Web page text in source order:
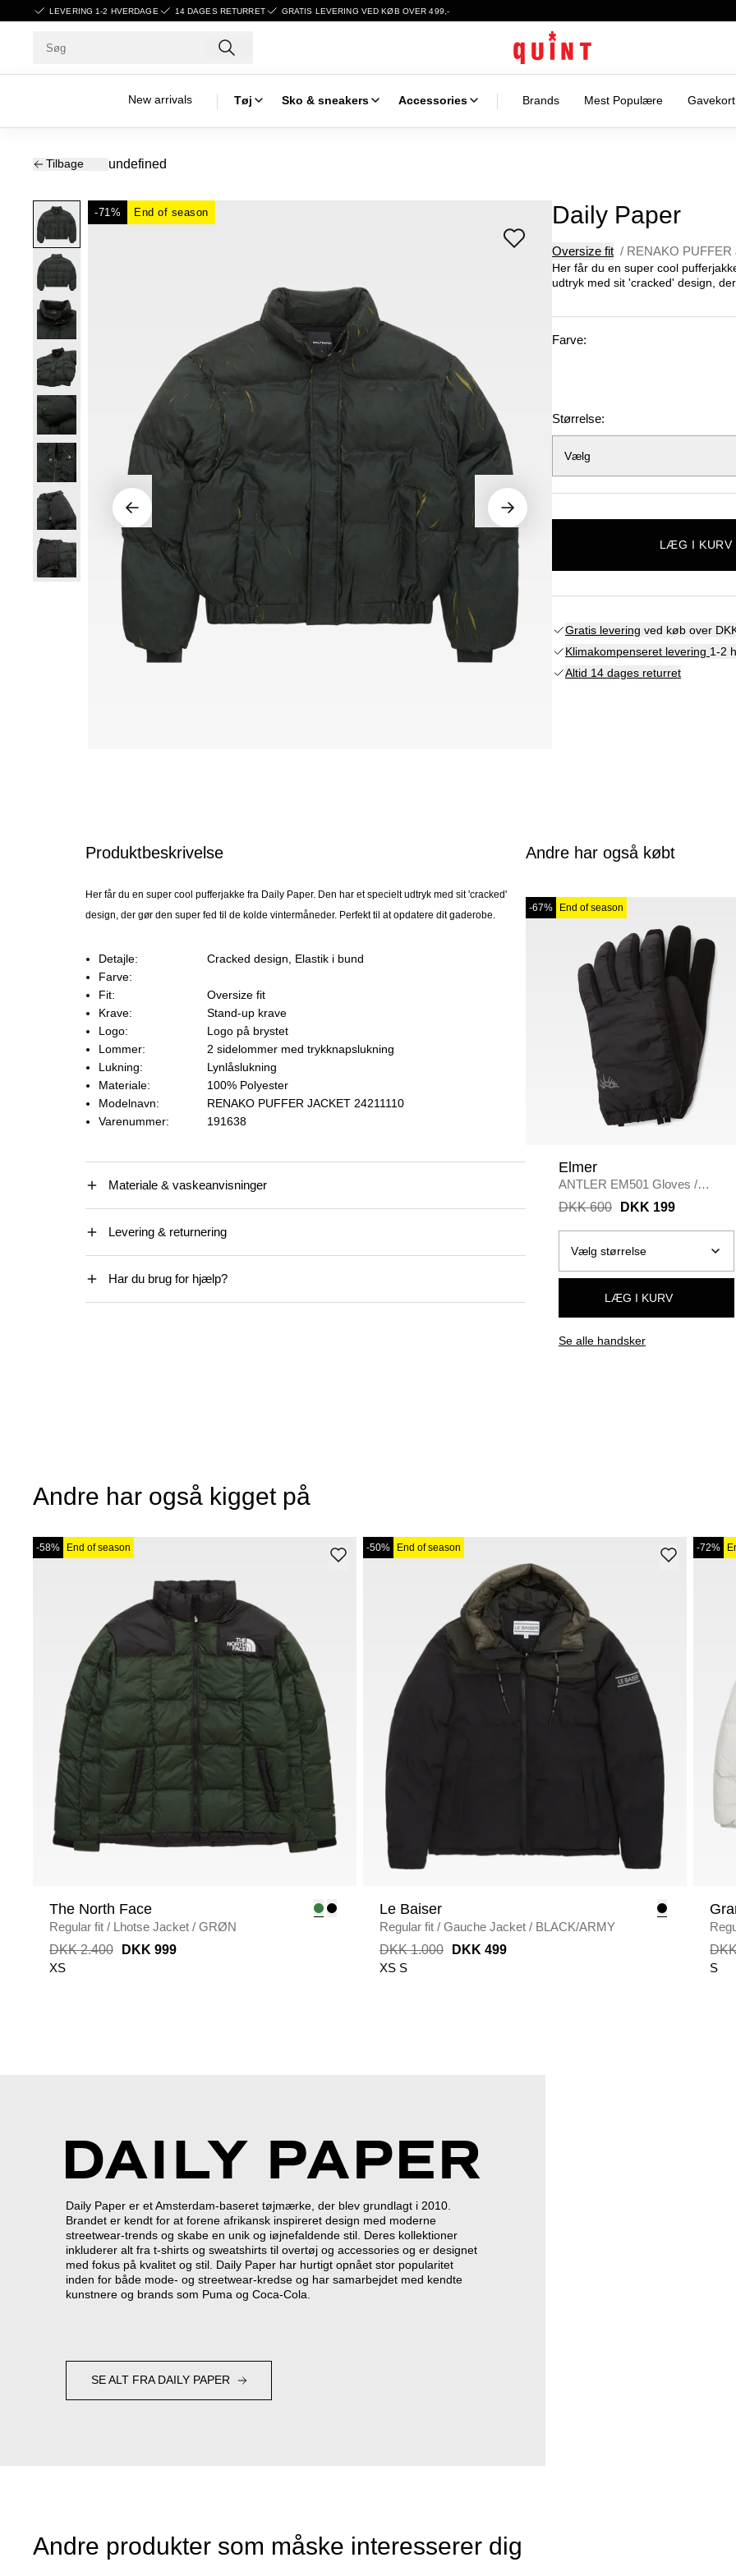
LEVERING 1-2 HVERDAGE 14 DAGES RETURRET GRATIS LEVERING VED KØB OVER 499,-
New arrivals Tøj Sko & sneakers Accessories Brands Mest Populære Gavekort
Tilbage undefined
-71% End of season Daily Paper
Oversize fit / RENAKO PUFFER
Her får du en super cool
udtryk med sit 'cracked' design,
Farve:
Størrelse:
Vælg
LÆG I KURV
Gratis levering ved køb over
Klimakompenseret levering 1-2
Altid 14 dages returret
Produktbeskrivelse
Her får du en super cool pufferjakke fra Daily Paper. Den har et specielt udtryk med sit 'cracked'
design, der gør den super fed til de kolde vintermåneder. Perfekt til at opdatere dit gaderobe.
Detajle:
Cracked design, Elastik i bund
Farve:
Fit:
Oversize fit
Krave:
Stand-up krave
Logo:
Logo på brystet
Lommer:
2 sidelommer med trykknapslukning
Lukning:
Lynlåslukning
Materiale:
100% Polyester
Modelnavn:
RENAKO PUFFER JACKET 24211110
Varenummer:
191638
Materiale & vaskeanvisninger
Levering & returnering
Har du brug for hjælp?
Andre har også købt
-67% End of season
Elmer
ANTLER EM501 Gloves /
SORT
DKK 600 DKK 199
LÆG I KURV
Se alle handsker
Andre har også kigget på
-58% End of season
The North Face
Regular fit / Lhotse Jacket / GRØN
DKK 2.400
DKK 999
XS
-50% End of season
Le Baiser
Regular fit / Gauche Jacket / BLACK/ARMY
DKK 1.000
DKK 499
XS S
-72%
S
Daily Paper er et Amsterdam-baseret tøjmærke, der blev grundlagt i 2010.
Brandet er kendt for at forene afrikansk inspireret design med moderne
streetwear-trends og skabe en unik og iøjnefaldende stil. Deres kollektioner
inkluderer alt fra t-shirts og sweatshirts til overtøj og accessories og er designet
med fokus på kvalitet og stil. Daily Paper har hurtigt opnået stor popularitet
inden for både mode- og streetwear-kredse og har samarbejdet med kendte
kunstnere og brands som Puma og Coca-Cola.
SE ALT FRA DAILY PAPER
Andre produkter som måske interesserer dig